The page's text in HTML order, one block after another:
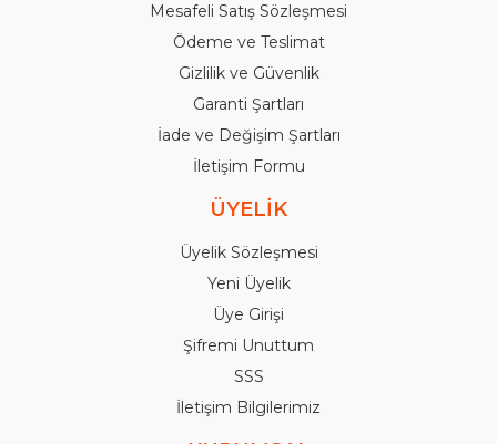
Mesafeli Satış Sözleşmesi
Ödeme ve Teslimat
Gizlilik ve Güvenlik
Garanti Şartları
İade ve Değişim Şartları
İletişim Formu
ÜYELİK
Üyelik Sözleşmesi
Yeni Üyelik
Üye Girişi
Şifremi Unuttum
SSS
İletişim Bilgilerimiz